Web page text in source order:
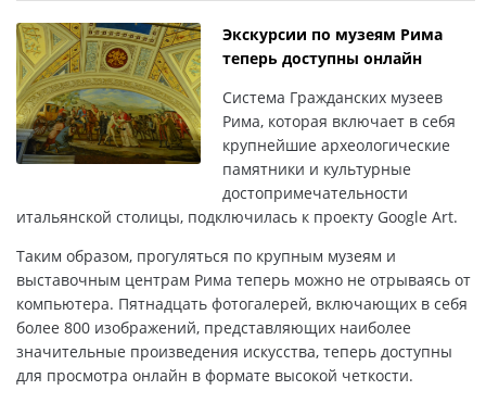
Экскурсии по музеям Рима
теперь доступны онлайн
Система Гражданских музеев
Рима, которая включает в себя
крупнейшие археологические
памятники и культурные
достопримечательности
итальянской столицы, подключилась к проекту Google Art.
Таким образом, прогуляться по крупным музеям и
выставочным центрам Рима теперь можно не отрываясь от
компьютера. Пятнадцать фотогалерей, включающих в себя
более 800 изображений, представляющих наиболее
значительные произведения искусства, теперь доступны
для просмотра онлайн в формате высокой четкости.